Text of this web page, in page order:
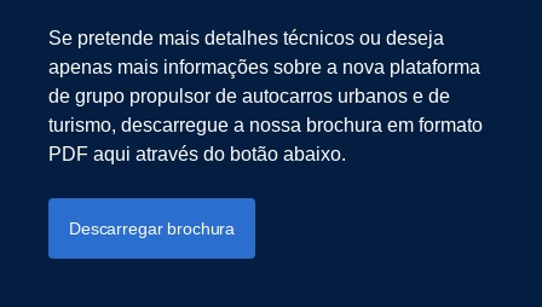
Se pretende mais detalhes técnicos ou deseja
apenas mais informações sobre a nova plataforma
de grupo propulsor de autocarros urbanos e de
turismo, descarregue a nossa brochura em formato
PDF aqui através do botão abaixo.
Descarregar brochura